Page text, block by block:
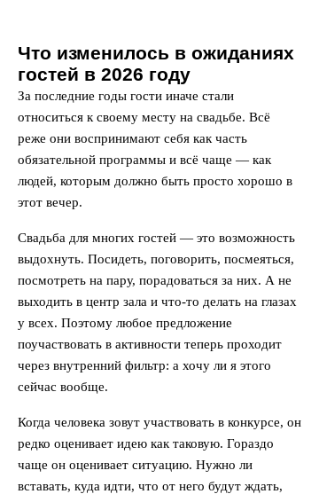
Что изменилось в ожиданиях
гостей в 2026 году
За последние годы гости иначе стали
относиться к своему месту на свадьбе. Всё
реже они воспринимают себя как часть
обязательной программы и всё чаще — как
людей, которым должно быть просто хорошо в
этот вечер.
Свадьба для многих гостей — это возможность
выдохнуть. Посидеть, поговорить, посмеяться,
посмотреть на пару, порадоваться за них. А не
выходить в центр зала и что-то делать на глазах
у всех. Поэтому любое предложение
поучаствовать в активности теперь проходит
через внутренний фильтр: а хочу ли я этого
сейчас вообще.
Когда человека зовут участвовать в конкурсе, он
редко оценивает идею как таковую. Гораздо
чаще он оценивает ситуацию. Нужно ли
вставать, куда идти, что от него будут ждать,